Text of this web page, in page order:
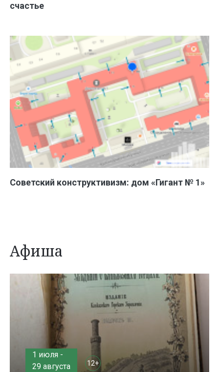
счастье
Советский конструктивизм: дом «Гигант № 1»
Афиша
1 июля -
29 августа
12+